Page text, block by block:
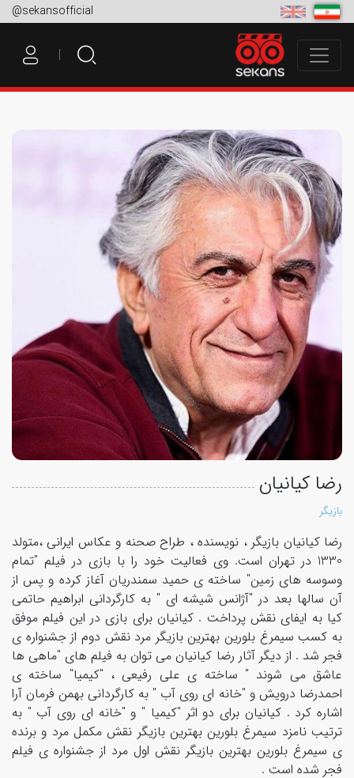
@sekansofficial
رضا کیانیان
بازیگر
رضا کیانیان بازیگر ، نویسنده ، طراح صحنه و عکاس ایرانی ،متولد
1330 در تهران است. وی فعالیت خود را با بازی در فیلم "تمام
وسوسه های زمین" ساخته ی حمید سمندریان آغاز کرده و پس از
آن سالها بعد در "آژانس شیشه ای " به کارگردانی ابراهیم حاتمی
کیا به ایفای نقش پرداخت . کیانیان برای بازی در این فیلم موفق
به کسب سیمرغ بلورین بهترین بازیگر مرد نقش دوم از جشنواره ی
فجر شد . از دیگر آثار رضا کیانیان می توان به فیلم های "ماهی ها
عاشق می شوند " ساخته ی علی رفیعی ، "کیمیا" ساخته ی
احمدرضا درویش و "خانه ای روی آب " به کارگردانی بهمن فرمان آرا
اشاره کرد . کیانیان برای دو اثر "کیمیا " و "خانه ای روی آب " به
ترتیب نامزد سیمرغ بلورین بهترین بازیگر نقش مکمل مرد و برنده
ی سیمرغ بلورین بهترین بازیگر نقش اول مرد از جشنواره ی فیلم
فجر شده است .